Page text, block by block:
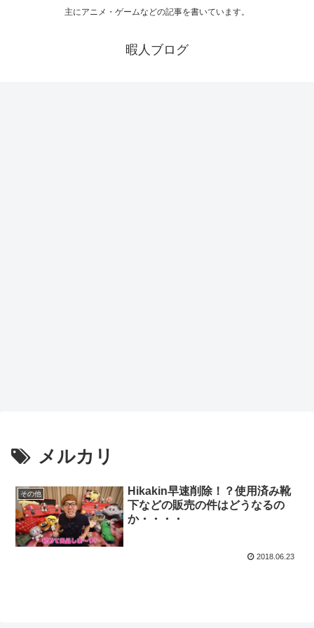
主にアニメ・ゲームなどの記事を書いています。
暇人ブログ
メルカリ
その他
Hikakin早速削除！？使用済み靴
下などの販売の件はどうなるの
か・・・・
2018.06.23